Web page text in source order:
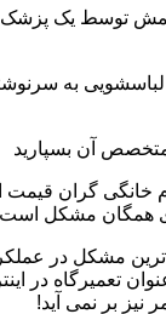
توسط یک پزشک
لباسشویی به
متخصص آن بسپارید
خانگی گران قیمت
همگان مشکل
مشکل در
تعمیرگاه در
نیز بر نمی آید!